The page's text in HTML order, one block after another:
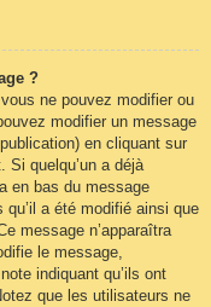
?
ne pouvez modifier ou
modifier un message
en cliquant sur
quelqu’un a déjà
en bas du message
a été modifié ainsi que
message n’apparaîtra
le message,
indiquant qu’ils ont
que les utilisateurs ne